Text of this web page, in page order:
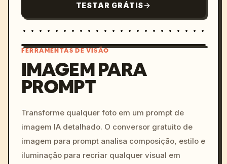
TESTAR GRÁTIS
colors, 8k --v 6.0
FERRAMENTAS DE VISÃO
IMAGEM PARA
PROMPT
Transforme qualquer foto em um prompt de
imagem IA detalhado. O conversor gratuito de
imagem para prompt analisa composição, estilo e
iluminação para recriar qualquer visual em